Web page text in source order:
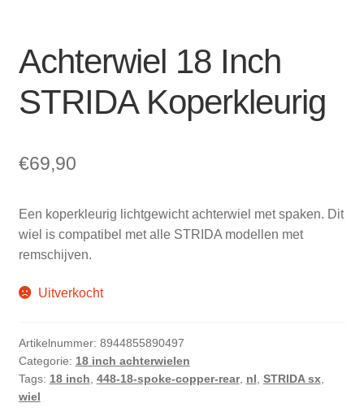
Achterwiel 18 Inch
STRIDA Koperkleurig
€69,90
Een koperkleurig lichtgewicht achterwiel met spaken. Dit
wiel is compatibel met alle STRIDA modellen met
remschijven.
Uitverkocht
Artikelnummer: 8944855890497
Categorie: 18 inch achterwielen
Tags: 18 inch 448-18-spoke-copper-rear, nl STRIDA sx,
wiel